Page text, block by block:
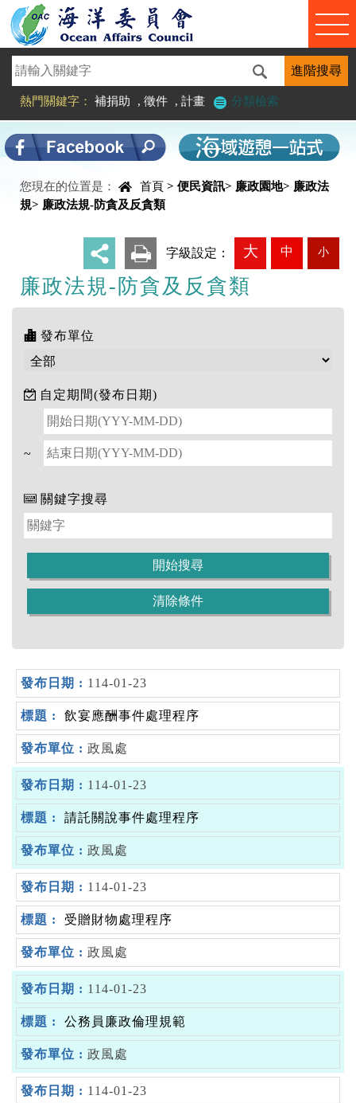
進入內容區塊
熱門關鍵字： 補捐助 , 徵件 , 計畫 分類檢索
您現在的位置是： 首頁 > 便民資訊> 廉政園地> 廉政法
規> 廉政法規-防貪及反貪類
字級設定： 大 中 小
廉政法規-防貪及反貪類
中央內容區塊
發布單位
自定期間(發布日期)
~
關鍵字搜尋
114-01-23
飲宴應酬事件處理程序
政風處
114-01-23
請託關說事件處理程序
政風處
114-01-23
受贈財物處理程序
政風處
114-01-23
公務員廉政倫理規範
政風處
114-01-23